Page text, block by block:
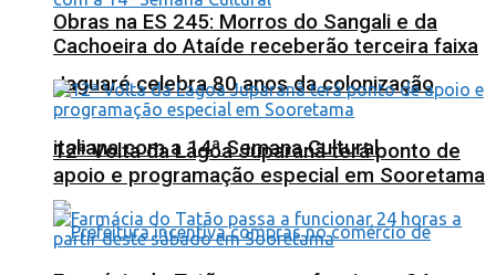
Jaguaré celebra 80 anos da colonização
italiana com a 14ª Semana Cultural
Obras na ES 245: Morros do Sangali e da
Cachoeira do Ataíde receberão terceira faixa
12ª Volta da Lagoa Juparanã terá ponto de
apoio e programação especial em Sooretama